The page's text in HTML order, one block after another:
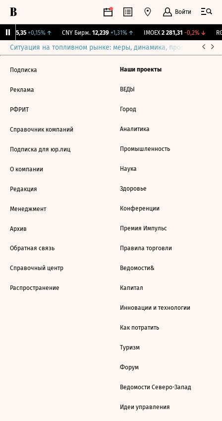
Войти
115,35 +0,15%↑ CNY Бирж. 12,239 +1,31%↑ IMOEX 2 281,31 -0,2%↓
Ситуация на топливном рынке: меры, динамика, прогнозы
Подписка
Реклама
РФРИТ
Справочник компаний
Подписка для юр.лиц
О компании
Редакция
Менеджмент
Архив
Обратная связь
Справочный центр
Распространение
Наши проекты
ВЕДЫ
Город
Аналитика
Промышленность
Наука
Здоровье
Конференции
Премия Импульс
Правила торговли
Ведомости&
Капитал
Инновации и технологии
Как потратить
Туризм
Форум
Ведомости Северо-Запад
Идеи управления